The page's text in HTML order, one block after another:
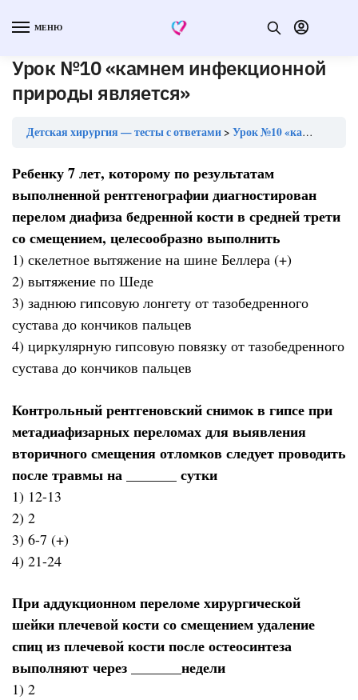
МЕНЮ
Урок №10 «камнем инфекционной
природы является»
Детская хирургия — тесты с ответами Урок №10 «камнем инфекционной природы является»
Ребенку 7 лет, которому по результатам
выполненной рентгенографии диагностирован
перелом диафиза бедренной кости в средней трети
со смещением, целесообразно выполнить
1) скелетное вытяжение на шине Беллера (+)
2) вытяжение по Шеде
3) заднюю гипсовую лонгету от тазобедренного
сустава до кончиков пальцев
4) циркулярную гипсовую повязку от тазобедренного
сустава до кончиков пальцев
Контрольный рентгеновский снимок в гипсе при
метадиафизарных переломах для выявления
вторичного смещения отломков следует проводить
после травмы на _______ сутки
1) 12-13
2) 2
3) 6-7 (+)
4) 21-24
При аддукционном переломе хирургической
шейки плечевой кости со смещением удаление
спиц из плечевой кости после остеосинтеза
выполняют через _______недели
1) 2